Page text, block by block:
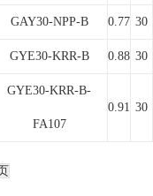
GAY30-NPP-B 0.77 30
GYE30-KRR-B 0.88 30
GYE30-KRR-B-
FA107
0.91 30